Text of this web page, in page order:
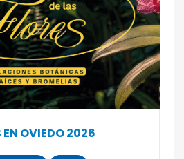
EN OVIEDO 2026